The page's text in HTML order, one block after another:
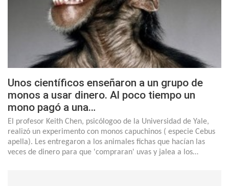
Unos científicos enseñaron a un grupo de
monos a usar dinero. Al poco tiempo un
mono pagó a una…
El profesor Keith Chen, psicólogoo de la Universidad de Yale,
realizó un experimento con monos capuchinos ( especie Cebus
apella). Les entregaron a los animales fichas que hacían las
veces de dinero para que 'compraran' uvas y jalea a los…